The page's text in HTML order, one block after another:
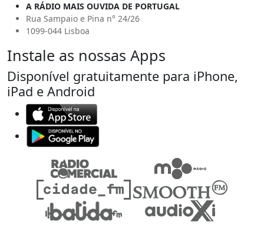
A RÁDIO MAIS OUVIDA DE PORTUGAL
Rua Sampaio e Pina n° 24/26
1099-044 Lisboa
Instale as nossas Apps
Disponível gratuitamente para iPhone,
iPad e Android